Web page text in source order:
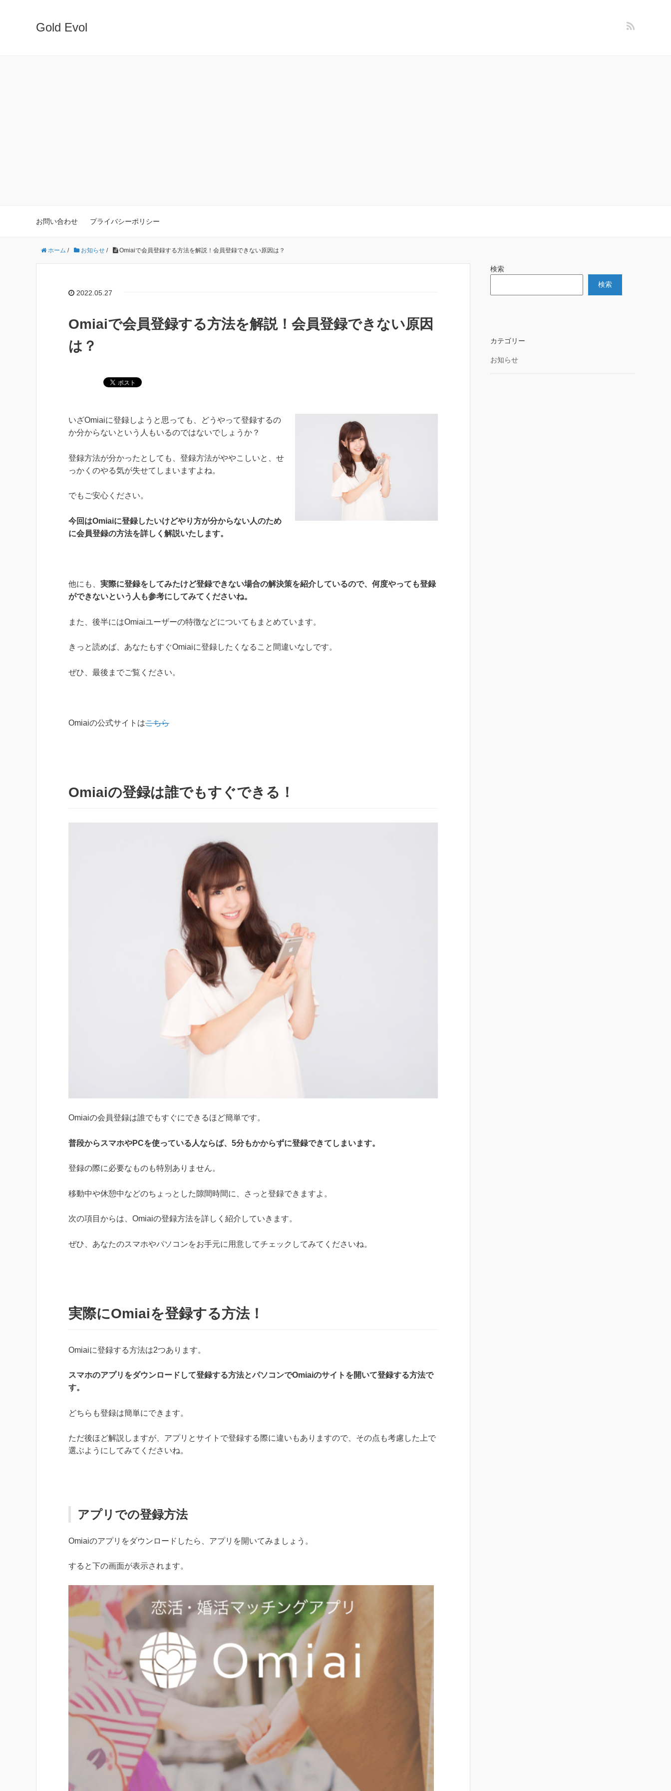
Gold Evol
お問い合わせ プライバシーポリシー
ホーム / お知らせ / Omiaiで会員登録する方法を解説！会員登録できない原因は？
2022.05.27
Omiaiで会員登録する方法を解説！会員登録できない原因
は？
いざOmiaiに登録しようと思っても、どうやって登録するの
か分からないという人もいるのではないでしょうか？
登録方法が分かったとしても、登録方法がややこしいと、せ
っかくのやる気が失せてしまいますよね。
でもご安心ください。
今回はOmiaiに登録したいけどやり方が分からない人のため
に会員登録の方法を詳しく解説いたします。
他にも、 実際に登録をしてみたけど登録できない場合の解決策を紹介しているので、何度やっても登録
ができないという人も参考にしてみてくださいね。
また、後半にはOmiaiユーザーの特徴などについてもまとめています。
きっと読めば、あなたもすぐOmiaiに登録したくなること間違いなしです。
ぜひ、最後までご覧ください。
Omiaiの公式サイトはこちら
Omiaiの登録は誰でもすぐできる！
Omiaiの会員登録は誰でもすぐにできるほど簡単です。
普段からスマホやPCを使っている人ならば、5分もかからずに登録できてしまいます。
登録の際に必要なものも特別ありません。
移動中や休憩中などのちょっとした隙間時間に、さっと登録できますよ。
次の項目からは、Omiaiの登録方法を詳しく紹介していきます。
ぜひ、あなたのスマホやパソコンをお手元に用意してチェックしてみてくださいね。
実際にOmiaiを登録する方法！
Omiaiに登録する方法は2つあります。
スマホのアプリをダウンロードして登録する方法とパソコンでOmiaiのサイトを開いて登録する方法で
す。
どちらも登録は簡単にできます。
ただ後ほど解説しますが、アプリとサイトで登録する際に違いもありますので、その点も考慮した上で
選ぶようにしてみてくださいね。
アプリでの登録方法
Omiaiのアプリをダウンロードしたら、アプリを開いてみましょう。
すると下の画面が表示されます。
検索
検索
カテゴリー
お知らせ